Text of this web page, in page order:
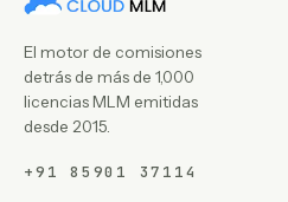
El motor de comisiones
detrás de más de 1,000
licencias MLM emitidas
desde 2015.
+91 85901 37114